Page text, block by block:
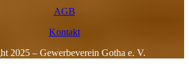
AGB
Kontakt
2025 – Gewerbeverein Gotha e. V.